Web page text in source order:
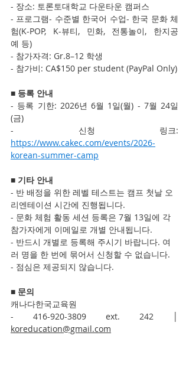
- 장소: 토론토대학교 다운타운 캠퍼스
- 프로그램- 수준별 한국어 수업- 한국 문화 체
험(K-POP, K-뷰티, 민화, 전통놀이, 한지공
예 등)
- 참가자격: Gr.8–12 학생
- 참가비: CA$150 per student (PayPal Only)
■ 등록 안내
- 등록 기한: 2026년 6월 1일(월) - 7월 24일
(금)
https://www.cakec.com/events/2026-
korean-summer-camp
■ 기타 안내
- 반 배정을 위한 레벨 테스트는 캠프 첫날 오
리엔테이션 시간에 진행됩니다.
- 문화 체험 활동 세션 등록은 7월 13일에 각
참가자에게 이메일로 개별 안내됩니다.
- 반드시 개별로 등록해 주시기 바랍니다. 여
러 명을 한 번에 묶어서 신청할 수 없습니다.
- 점심은 제공되지 않습니다.
■ 문의
캐나다한국교육원
koreducation@gmail.com